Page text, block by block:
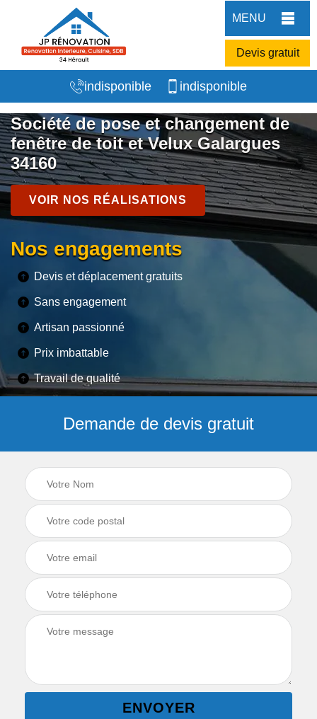
MENU
Devis gratuit
indisponible indisponible
Société de pose et changement de
fenêtre de toit et Velux Galargues
34160
VOIR NOS RÉALISATIONS
Nos engagements
Devis et déplacement gratuits
Sans engagement
Artisan passionné
Prix imbattable
Travail de qualité
Demande de devis gratuit